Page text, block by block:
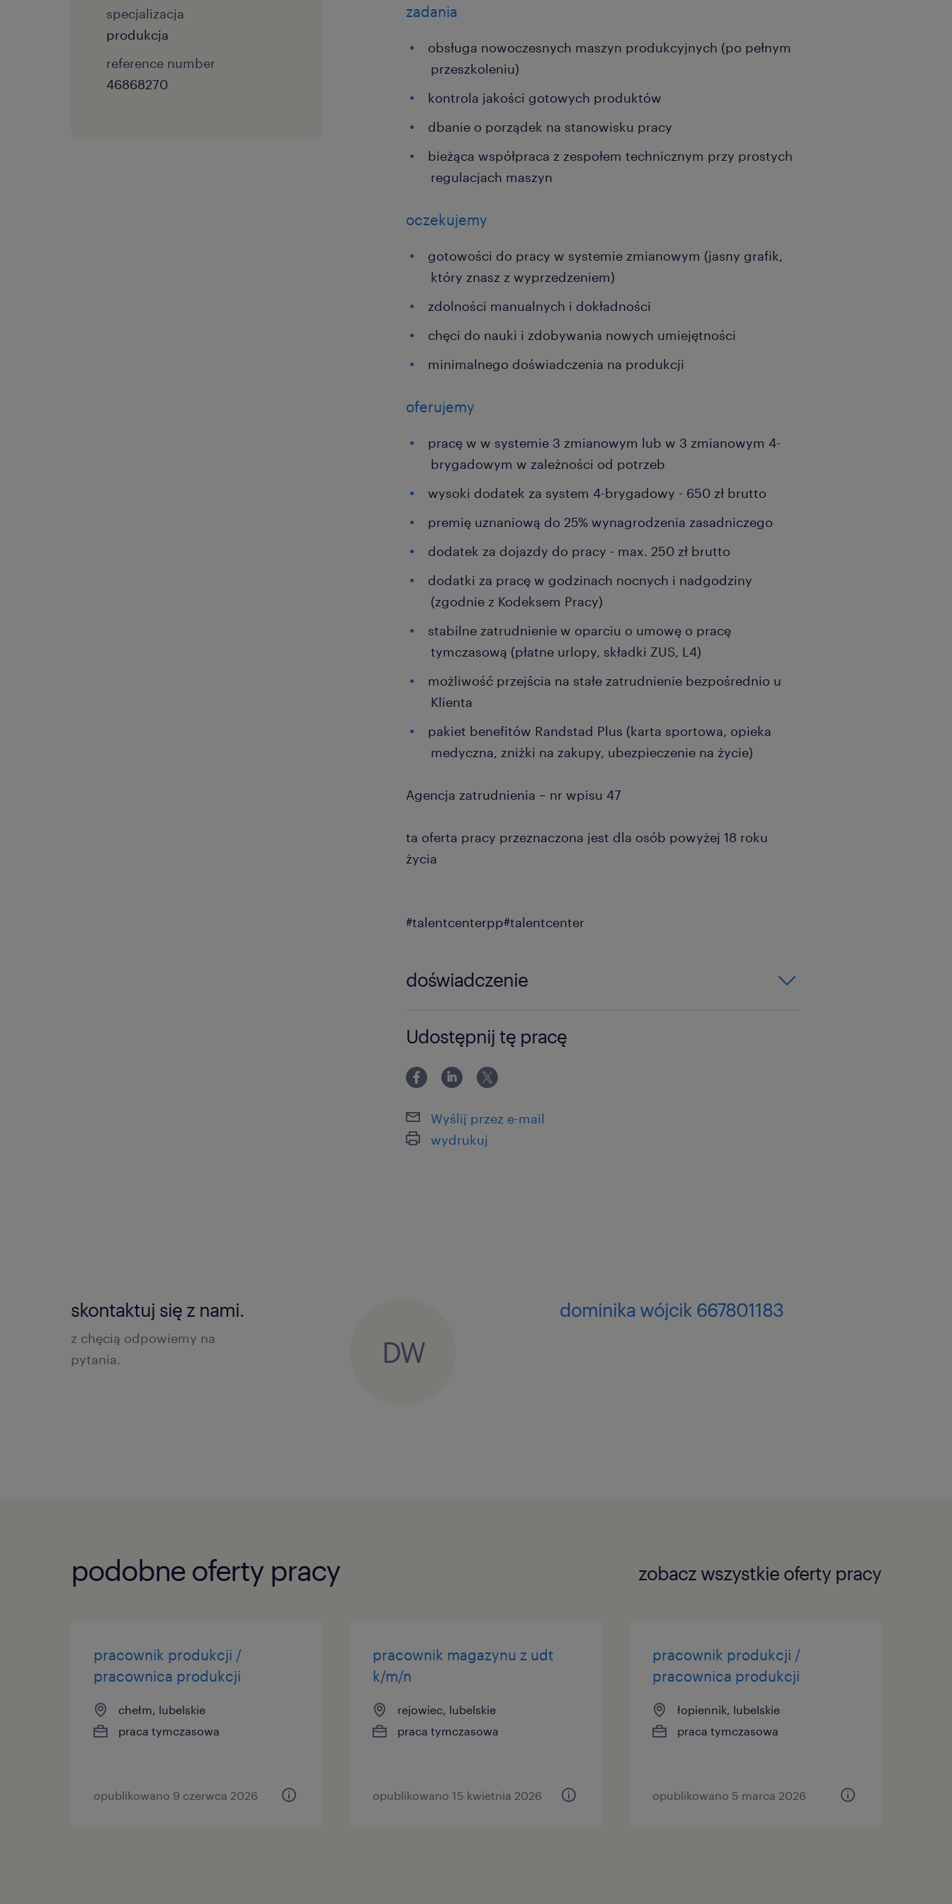
specjalizacja
produkcja
reference number
46868270
zadania
obsługa nowoczesnych maszyn produkcyjnych (po pełnym
przeszkoleniu)
kontrola jakości gotowych produktów
dbanie o porządek na stanowisku pracy
bieżąca współpraca z zespołem technicznym przy prostych
regulacjach maszyn
oczekujemy
gotowości do pracy w systemie zmianowym (jasny grafik,
który znasz z wyprzedzeniem)
zdolności manualnych i dokładności
chęci do nauki i zdobywania nowych umiejętności
minimalnego doświadczenia na produkcji
oferujemy
pracę w w systemie 3 zmianowym lub w 3 zmianowym 4-
brygadowym w zależności od potrzeb
wysoki dodatek za system 4-brygadowy - 650 zł brutto
premię uznaniową do 25% wynagrodzenia zasadniczego
dodatek za dojazdy do pracy - max. 250 zł brutto
dodatki za pracę w godzinach nocnych i nadgodziny
(zgodnie z Kodeksem Pracy)
stabilne zatrudnienie w oparciu o umowę o pracę
tymczasową (płatne urlopy, składki ZUS, L4)
możliwość przejścia na stałe zatrudnienie bezpośrednio u
Klienta
pakiet benefitów Randstad Plus (karta sportowa, opieka
medyczna, zniżki na zakupy, ubezpieczenie na życie)
Agencja zatrudnienia – nr wpisu 47
ta oferta pracy przeznaczona jest dla osób powyżej 18 roku
życia
#talentcenterpp#talentcenter
doświadczenie
Udostępnij tę pracę
Wyślij przez e-mail
wydrukuj
skontaktuj się z nami.
z chęcią odpowiemy na
pytania.
DW
dominika wójcik 667801183
podobne oferty pracy zobacz wszystkie oferty pracy
pracownik produkcji /
pracownica produkcji
chełm, lubelskie
praca tymczasowa
opublikowano 9 czerwca 2026
pracownik magazynu z udt
k/m/n
rejowiec, lubelskie
praca tymczasowa
opublikowano 15 kwietnia 2026
pracownik produkcji /
pracownica produkcji
łopiennik, lubelskie
praca tymczasowa
opublikowano 5 marca 2026